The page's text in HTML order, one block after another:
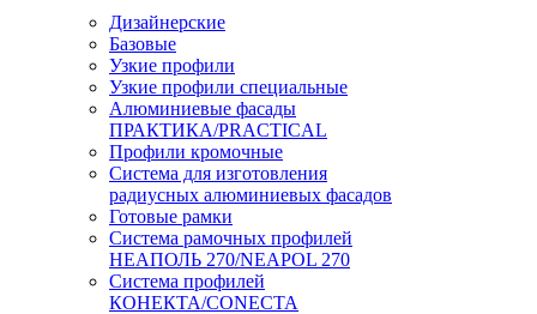
Дизайнерские
Базовые
Узкие профили
Узкие профили специальные
Алюминиевые фасады
ПРАКТИКА/PRACTICAL
Профили кромочные
Система для изготовления
радиусных алюминиевых фасадов
Готовые рамки
Система рамочных профилей
НЕАПОЛЬ 270/NEAPOL 270
Система профилей
КОНЕКТА/CONECTA